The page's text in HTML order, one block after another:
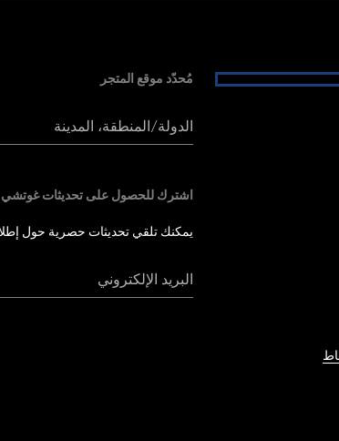
مُحدّد موقع المتجر
الدولة/المنطقة، المدينة
اشترك للحصول على تحديثات غوتشي
يمكنك تلقي تحديثات حصرية حول
البريد الإلكتروني